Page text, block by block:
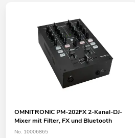
OMNITRONIC PM-202FX 2-Kanal-DJ-
Mixer mit Filter, FX und Bluetooth
No. 10006865